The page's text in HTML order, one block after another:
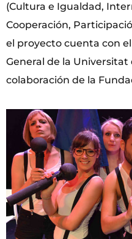
(Cultura e Igualdad,
Cooperación,
el proyecto cuenta con
General de la Universitat
colaboración de la